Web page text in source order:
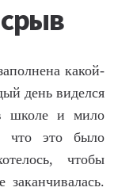
какой-
день виделся
школе и мило
что это было
чтобы